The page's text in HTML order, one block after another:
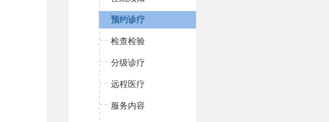
预约诊疗
检查检验
分级诊疗
远程医疗
服务内容